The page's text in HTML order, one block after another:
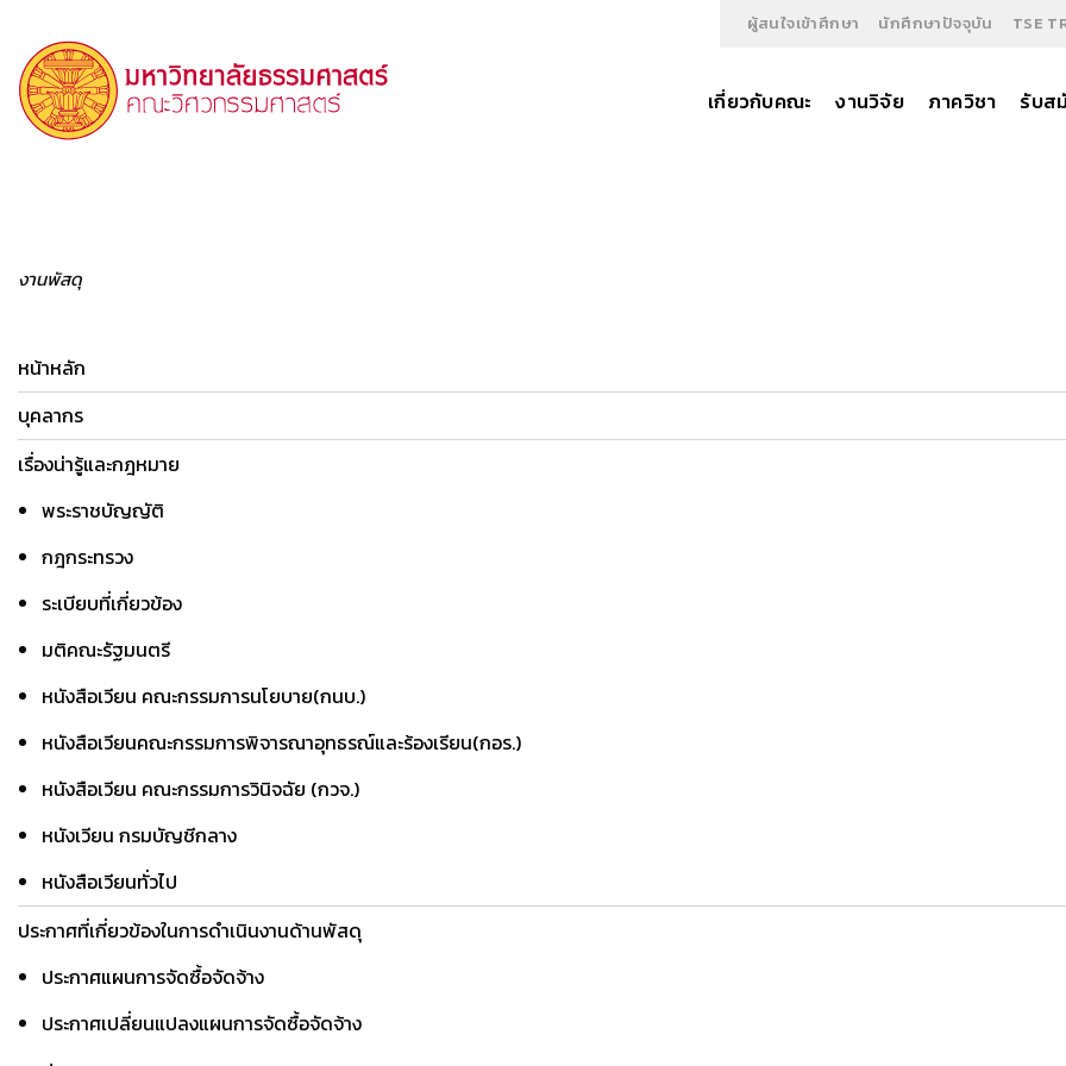
ผู้สนใจเข้าศึกษา นักศึกษาปัจจุบัน TSE
เกี่ยวกับคณะ งานวิจัย ภาควิชา รับส
งานพัสดุ
หน้าหลัก
บุคลากร
เรื่องน่ารู้และกฎหมาย
พระราชบัญญัติ
กฎกระทรวง
ระเบียบที่เกี่ยวข้อง
มติคณะรัฐมนตรี
หนังสือเวียน คณะกรรมการนโยบาย(กนบ.)
หนังสือเวียนคณะกรรมการพิจารณาอุทธรณ์และร้องเรียน(กอร.)
หนังสือเวียน คณะกรรมการวินิจฉัย (กวจ.)
หนังเวียน กรมบัญชีกลาง
หนังสือเวียนทั่วไป
ประกาศที่เกี่ยวข้องในการดำเนินงานด้านพัสดุ
ประกาศแผนการจัดซื้อจัดจ้าง
ประกาศเปลี่ยนแปลงแผนการจัดซื้อจัดจ้าง